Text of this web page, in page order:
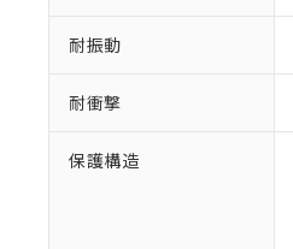
耐振動
耐衝撃
保護構造